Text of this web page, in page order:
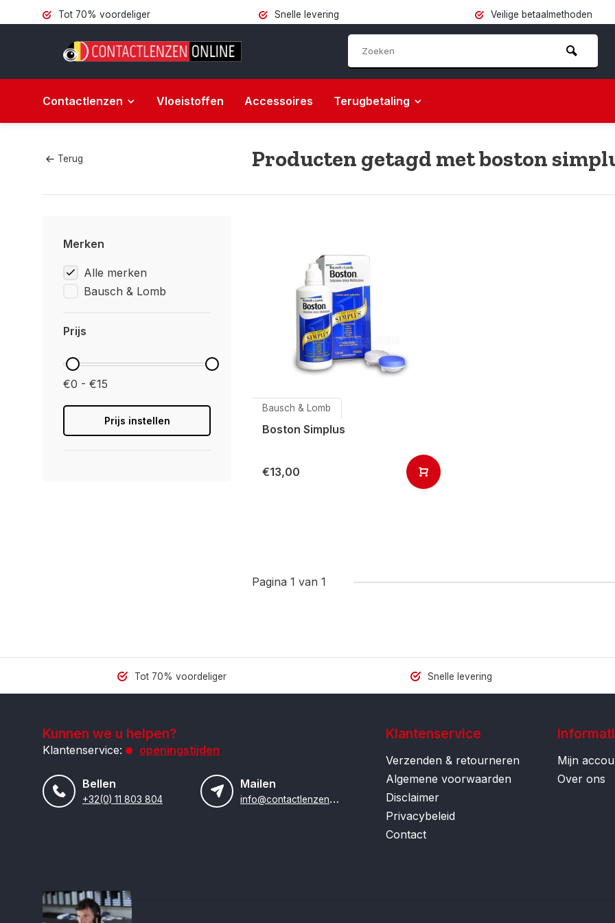
Tot 70% voordeliger Snelle levering Veilige betaalmethoden
Contactlenzen Vloeistoffen Accessoires Terugbetaling
Terug Producten getagd met boston
Merken
Alle merken
Bausch & Lomb
Prijs
€0 - €15
Prijs instellen
Bausch & Lomb
Boston Simplus
€13,00
Pagina 1 van 1
Tot 70% voordeliger Snelle levering
Kunnen we u helpen?
Klantenservice: openingstijden
Bellen
+32(0) 11 803 804
Mailen
i
nfo@contactlenzenonline.be
Klantenservice
Verzenden & retourneren
Algemene voorwaarden
Disclaimer
Privacybeleid
Contact
Mijn
Over ons